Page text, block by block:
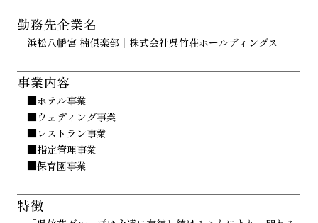
勤務先企業名
浜松八幡宮 楠倶楽部｜株式会社呉竹荘ホールディングス
事業内容
■ホテル事業
■ウェディング事業
■レストラン事業
■指定管理事業
■保育園事業
特徴